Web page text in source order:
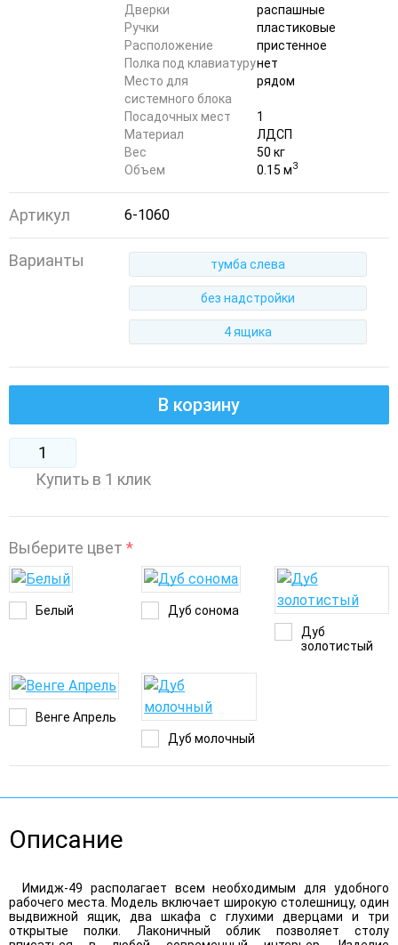
Дверки
распашные
Ручки
пластиковые
Расположение
пристенное
Полка под клавиатурунет
Место для
системного блока
рядом
Посадочных мест
1
Материал
ЛДСП
Вес
50 кг
Объем
0.15 м3
Артикул 6-1060
Варианты тумба слева
без надстройки
4 ящика
В корзину
Купить в 1 клик
Выберите цвет *
Белый
Дуб сонома
Дуб
золотистый
Венге Апрель
Дуб молочный
Описание
Имидж-49 располагает всем необходимым для удобного
рабочего места. Модель включает широкую столешницу, один
выдвижной ящик, два шкафа с глухими дверцами и три
открытые полки. Лаконичный облик позволяет столу